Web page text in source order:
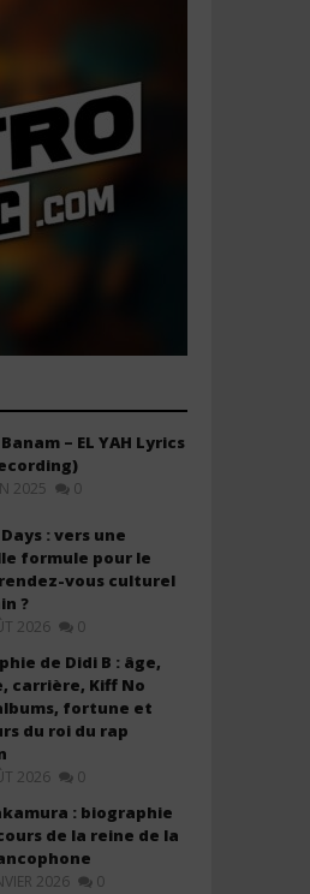
– EL YAH Lyrics
2025 0
: vers une
formule pour le
vous culturel
?
2026 0
de Didi B : âge,
carrière, Kiff No
fortune et
du roi du rap
2026 0
: biographie
de la reine de la
2026 0